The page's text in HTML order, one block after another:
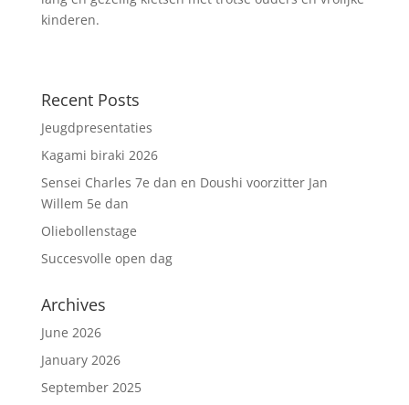
kinderen.
Recent Posts
Jeugdpresentaties
Kagami biraki 2026
Sensei Charles 7e dan en Doushi voorzitter Jan
Willem 5e dan
Oliebollenstage
Succesvolle open dag
Archives
June 2026
January 2026
September 2025